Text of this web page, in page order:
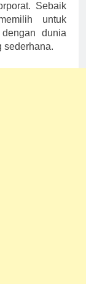
Sebaik
untuk
dunia
sederhana.